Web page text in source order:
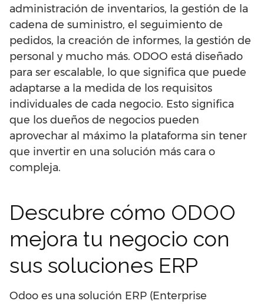
administración de inventarios, la gestión de la
cadena de suministro, el seguimiento de
pedidos, la creación de informes, la gestión de
personal y mucho más. ODOO está diseñado
para ser escalable, lo que significa que puede
adaptarse a la medida de los requisitos
individuales de cada negocio. Esto significa
que los dueños de negocios pueden
aprovechar al máximo la plataforma sin tener
que invertir en una solución más cara o
compleja.
Descubre cómo ODOO
mejora tu negocio con
sus soluciones ERP
Odoo es una solución ERP (Enterprise